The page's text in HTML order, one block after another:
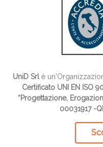
UniD Srlè
Certificato UNI EN ISO
“Progettazione,
00031917 -